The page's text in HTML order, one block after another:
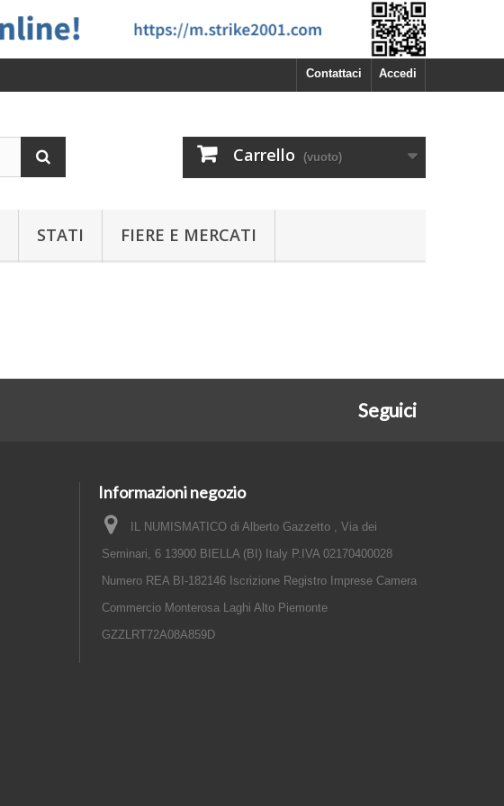
Accedi
Contattaci
Carrello (vuoto)
STATI FIERE E MERCATI
Seguici
Informazioni negozio
IL NUMISMATICO di Alberto Gazzetto , Via dei
Seminari, 6 13900 BIELLA (BI) Italy P.IVA 02170400028
Numero REA BI-182146 Iscrizione Registro Imprese Camera
Commercio Monterosa Laghi Alto Piemonte
GZZLRT72A08A859D